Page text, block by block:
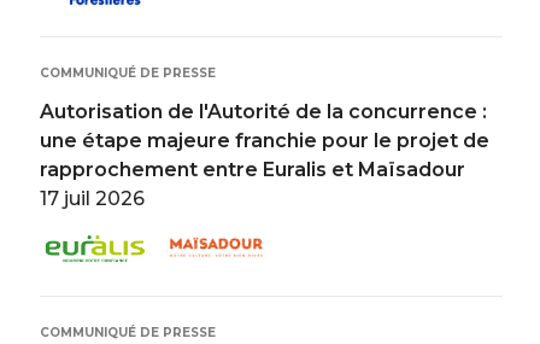
COMMUNIQUÉ DE PRESSE
Autorisation de l'Autorité de la concurrence :
une étape majeure franchie pour le projet de
rapprochement entre Euralis et Maïsadour
17 juil 2026
Image
Image
COMMUNIQUÉ DE PRESSE